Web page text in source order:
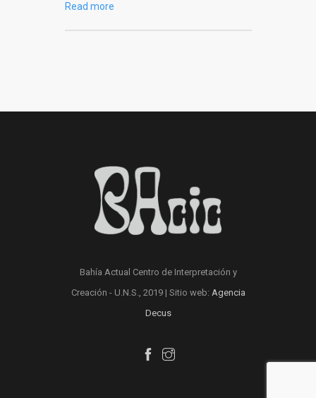
Read more
Bahía Actual Centro de Interpretación y
Creación - U.N.S., 2019 | Sitio web: Agencia
Decus